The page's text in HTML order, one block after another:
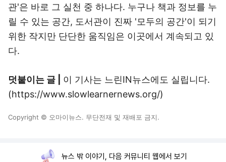
관'은 바로 그 실천 중 하나다. 누구나 책과 정보를 누
릴 수 있는 공간, 도서관이 진짜 '모두의 공간'이 되기
위한 작지만 단단한 움직임은 이곳에서 계속되고 있
다.
덧붙이는 글 | 이 기사는 느린IN뉴스에도 실립니다.
(https://www.slowlearnernews.org/)
Copyright © 오마이뉴스. 무단전재 및 재배포 금지.
뉴스 밖 이야기, 다음 커뮤니티 웹에서 보기